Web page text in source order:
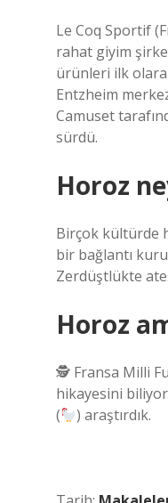
Le Coq Sportif
rahat giyim
ürünleri ilk
Entzheim
Camuset
sürdü.
Horoz
Birçok kültürde
bir bağlantı
Zerdüştlükte
Horoz
🕵 Fransa Milli
hikayesini
(
) araştırdık.